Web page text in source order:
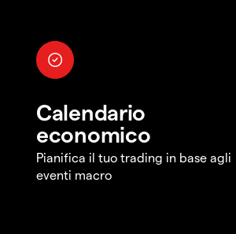
Calendario
economico
Pianifica il tuo trading in base agli
eventi macro